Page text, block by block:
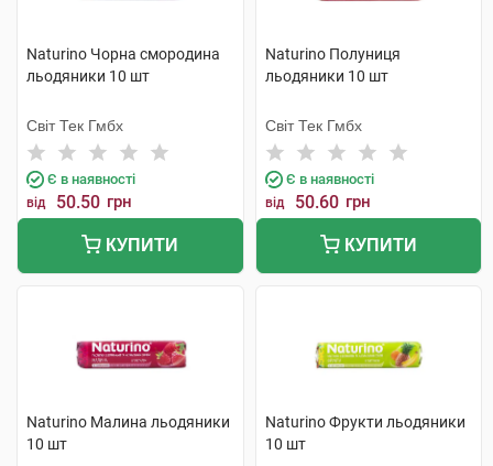
Naturino Чорна смородина
льодяники 10 шт
Світ Тек Гмбх
Є в наявності
від 50.50 грн
КУПИТИ
Naturino Полуниця
льодяники 10 шт
Світ Тек Гмбх
Є в наявності
від 50.60 грн
КУПИТИ
Naturino Малина льодяники
10 шт
Naturino Фрукти льодяники
10 шт